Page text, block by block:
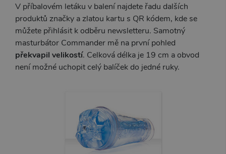
V příbalovém letáku v balení najdete řadu dalších
produktů značky a zlatou kartu s QR kódem, kde se
můžete přihlásit k odběru newsletteru. Samotný
masturbátor Commander mě na první pohled
překvapil velikostí. Celková délka je 19 cm a obvod
není možné uchopit celý balíček do jedné ruky.